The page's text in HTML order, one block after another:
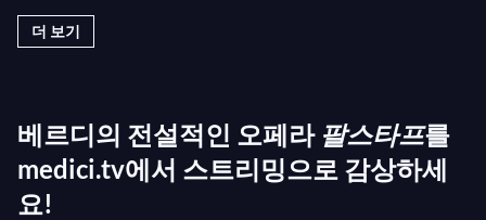
가 셰익스피어의 작품에서 영감을 받은 것은 이번이
처음이 아닙니다. 거의 50년 전, 그는 그의 유명한
다(첫 번째는 초기 작품인
왕국의 하루입니다). 이 작품
에서는 모든 것이 소동극이며, 마지막 막의 대사에서
그 증거를 볼 수 있습니다: "세상 모든 것은 농담이다.
더 보기
베르디의 전설적인 오페라 팔스타프를
medici.tv에서 스트리밍으로 감상하세
요!